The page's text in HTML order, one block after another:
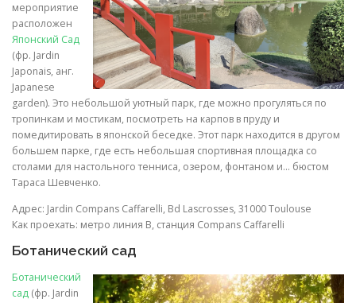
мероприятие
расположен
Японский Сад
(фр. Jardin
Japonais, анг.
Japanese
garden). Это небольшой уютный парк, где можно прогуляться по
тропинкам и мостикам, посмотреть на карпов в пруду и
помедитировать в японской беседке. Этот парк находится в другом
большем парке, где есть небольшая спортивная площадка со
столами для настольного тенниса, озером, фонтаном и… бюстом
Тараса Шевченко.
Адрес: Jardin Compans Caffarelli, Bd Lascrosses, 31000 Toulouse
Как проехать: метро линия B, станция Compans Caffarelli
Ботанический сад
Ботанический
сад (фр. Jardin